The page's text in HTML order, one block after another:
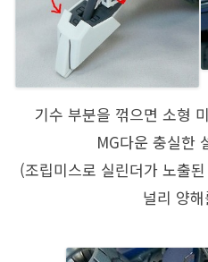
기수 부분을 꺾으면 소형
MG다운 충실한
(조립미스로 실린더가 노출
널리 양